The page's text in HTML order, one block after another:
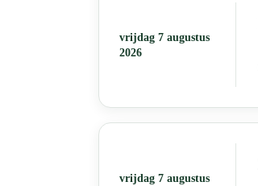
vrijdag 7 augustus
2026
vrijdag 7 augustus